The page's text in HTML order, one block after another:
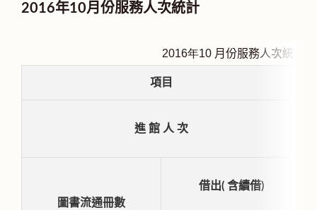
2016年10月份服務人次統計
2016年10 月份服務人次統計
項目
進 館 人 次
圖書流通冊數
借出( 含續借)